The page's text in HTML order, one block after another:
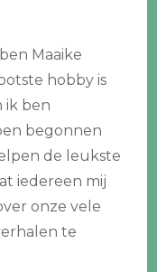
Maaike
hobby is
ik ben
begonnen
de leukste
iedereen mij
onze vele
te